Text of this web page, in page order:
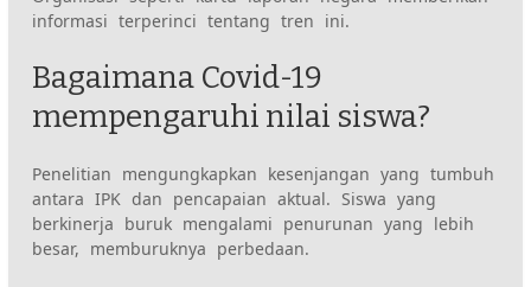
informasi terperinci tentang tren ini.
Bagaimana Covid-19
mempengaruhi nilai siswa?
Penelitian mengungkapkan kesenjangan yang tumbuh
antara IPK dan pencapaian aktual. Siswa yang
berkinerja buruk mengalami penurunan yang lebih
besar, memburuknya perbedaan.